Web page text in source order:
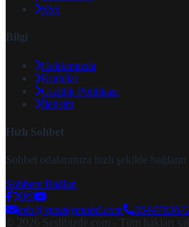
SSS
Bilgi
Hakkımızda
Kurallar
Gizlilik Politikası
İletişim
Hızlı Sohbet
Sohbet odalarımıza hızlı şekilde
Sohbete Bağlan
info@speakymobil.com
© 2026 Seslibizde.com - Tüm hakları